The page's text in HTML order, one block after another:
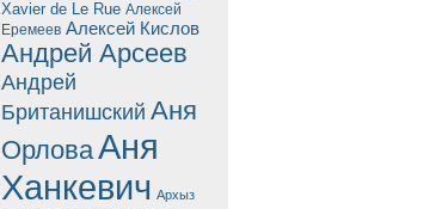
Xavier de Le Rue Алексей
Еремеев Алексей Кислов
Андрей Арсеев
Андрей
Британишский Аня
ОрловаАня
Ханкевич Архыз